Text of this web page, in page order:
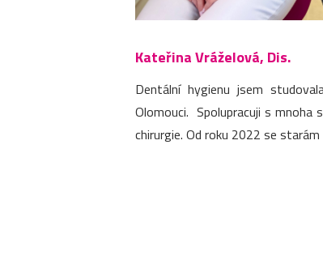
Kateřina Vráželová, Dis.
Dentální hygienu jsem
Olomouci. Spolupracuji s
chirurgie. Od roku 2022 se